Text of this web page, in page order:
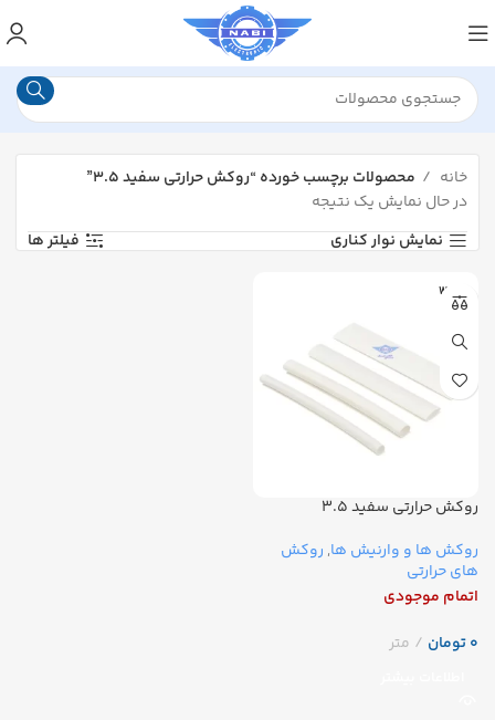
خانه
محصولات برچسب خورده “روکش حرارتی سفید ۳.۵”
در حال نمایش یک نتیجه
نمایش نوار کناری
فیلتر ها
WOER
روکش حرارتی سفید ۳.۵
روکش ها و وارنیش ها, روکش
های حرارتی
اتمام موجودی
تومان